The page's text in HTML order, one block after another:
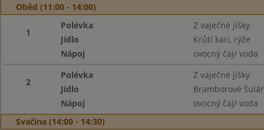
Oběd (11:00 - 14:00)
1
Polévka
Z vaječné jíšky
Jídlo
Krůtí kari, rýže
Nápoj
ovocný čaj/ voda
2
Polévka
Z vaječné jíšky
Jídlo
Bramborové
Nápoj
ovocný čaj/ voda
Svačina (14:00 - 14:30)